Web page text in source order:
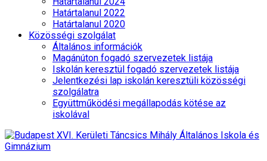
Határtalanul 2022
Határtalanul 2020
Közösségi szolgálat
Általános információk
Magánúton fogadó szervezetek listája
Iskolán keresztül fogadó szervezetek listája
Jelentkezési lap iskolán keresztüli közösségi
szolgálatra
Együttműködési megállapodás kötése az
iskolával